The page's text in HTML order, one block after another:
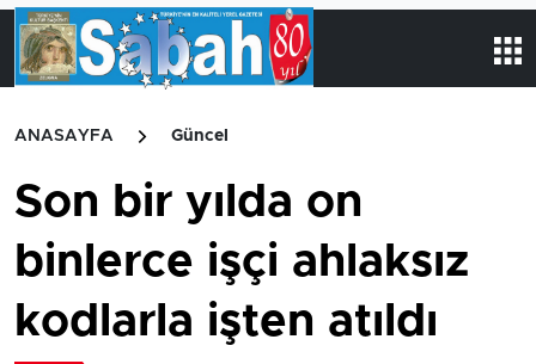
ANASAYFA Güncel
Son bir yılda on
binlerce işçi ahlaksız
kodlarla işten atıldı